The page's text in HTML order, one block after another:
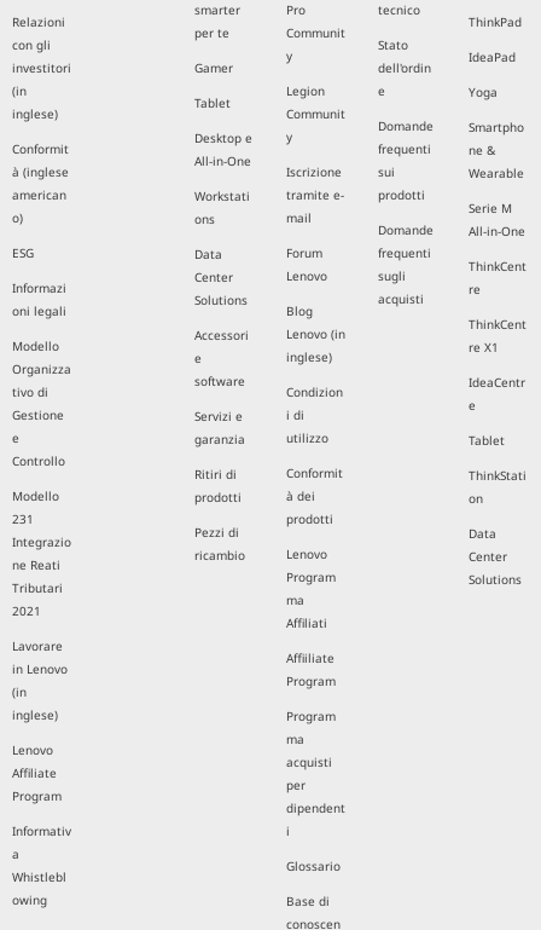
Relazioni
con gli
investitori
(in
inglese)
Conformit
à (inglese
american
o)
ESG
Informazi
oni legali
Modello
Organizza
tivo di
Gestione
e
Controllo
Modello
231
Integrazio
ne Reati
Tributari
2021
Lavorare
in Lenovo
(in
inglese)
Lenovo
Affiliate
Program
Informativ
a
Whistlebl
owing
smarter
per te
Gamer
Tablet
Desktop e
All-in-One
Workstati
ons
Data
Center
Solutions
Accessori
e
software
Servizi e
garanzia
Ritiri di
prodotti
Pezzi di
ricambio
Pro
Communit
y
Legion
Communit
y
Iscrizione
tramite e-
mail
Forum
Lenovo
Blog
Lenovo (in
inglese)
Condizion
i di
utilizzo
Conformit
à dei
prodotti
Lenovo
Program
ma
Affiliati
Affiiliate
Program
Program
ma
acquisti
per
dipendent
i
Glossario
Base di
conoscen
tecnico
Stato
dell'ordin
e
Domande
frequenti
sui
prodotti
Domande
frequenti
sugli
acquisti
ThinkPad
IdeaPad
Yoga
Smartpho
ne &
Wearable
Serie M
All-in-One
ThinkCent
re
ThinkCent
re X1
IdeaCentr
e
Tablet
ThinkStati
on
Data
Center
Solutions